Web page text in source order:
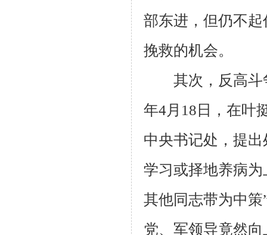
部东进，但仍不
挽救的机会。
其次，反高斗
年4月 18 日，在叶
中央书记处，提
学习或择地养病
其他同志带为中
党、军领导竟然